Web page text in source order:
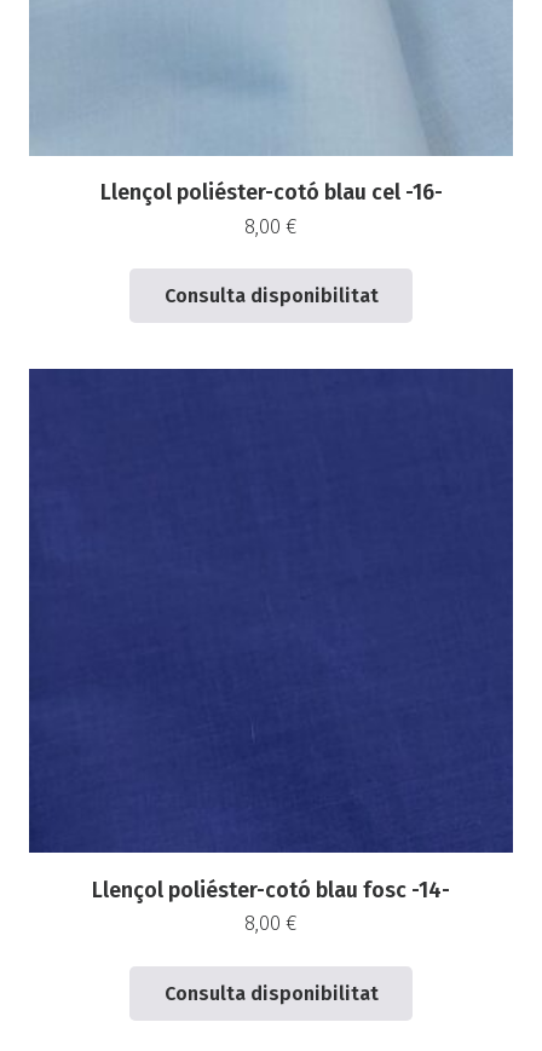
Llençol poliéster-cotó blau cel -16-
8,00 €
Consulta disponibilitat
Llençol poliéster-cotó blau fosc -14-
8,00 €
Consulta disponibilitat